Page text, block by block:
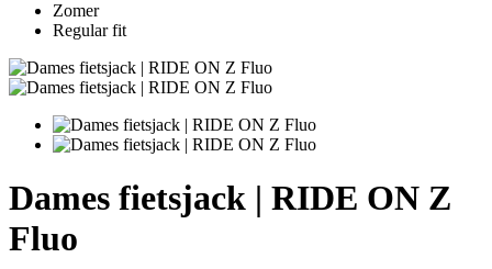
Zomer
Regular fit
Dames fietsjack | RIDE ON Z
Fluo